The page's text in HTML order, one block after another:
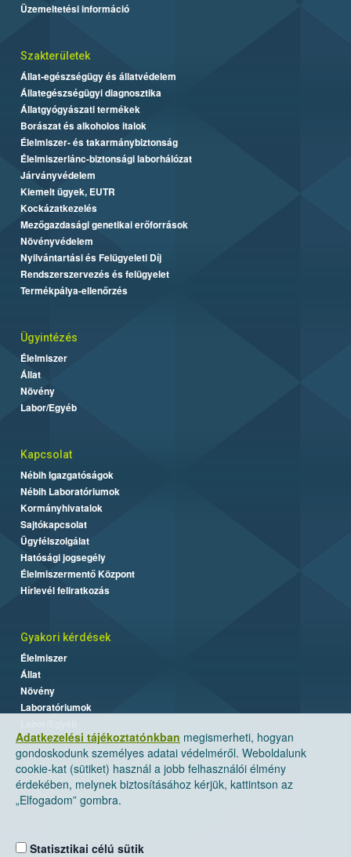
Adatkezelési tájékoztatónkban megismerheti, hogyan
gondoskodunk személyes adatai védelméről. Weboldalunk
cookie-kat (sütiket) használ a jobb felhasználói élmény
érdekében, melynek biztosításához kérjük, kattintson az
„Elfogadom” gombra.
Statisztikai célú sütik
Üzemeltetési információ
Szakterületek
Állat-egészségügy és állatvédelem
Állategészségügyi diagnosztika
Állatgyógyászati termékek
Borászat és alkoholos italok
Élelmiszer- és takarmánybiztonság
Élelmiszerlánc-biztonsági laborhálózat
Járványvédelem
Kiemelt ügyek, EUTR
Kockázatkezelés
Mezőgazdasági genetikai erőforrások
Növényvédelem
Nyilvántartási és Felügyeleti Díj
Rendszerszervezés és felügyelet
Termékpálya-ellenőrzés
Ügyintézés
Élelmiszer
Állat
Növény
Labor/Egyéb
Kapcsolat
Nébih Igazgatóságok
Nébih Laboratóriumok
Kormányhivatalok
Sajtókapcsolat
Ügyfélszolgálat
Hatósági jogsegély
Élelmiszermentő Központ
Hírlevél feliratkozás
Gyakori kérdések
Élelmiszer
Állat
Növény
Laboratóriumok